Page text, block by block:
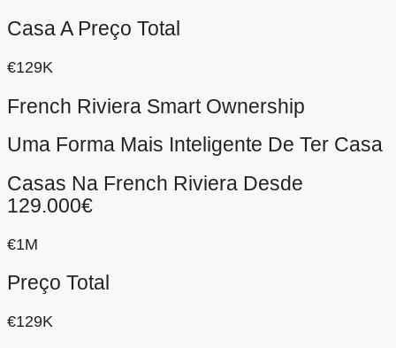
Casa A Preço Total
€129K
French Riviera Smart Ownership
Uma Forma Mais Inteligente De Ter Casa
Casas Na French Riviera Desde
129.000€
€1M
Preço Total
€129K